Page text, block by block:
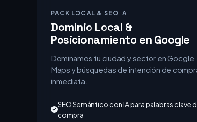
PACK LOCAL & SEO IA
Dominio Local &
Posicionamiento en Google
Dominamos tu ciudad y sector en Google
Maps y búsquedas de intención de compra
inmediata.